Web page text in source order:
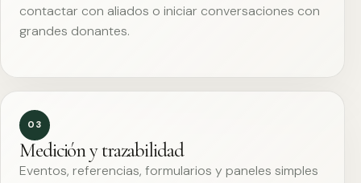
contactar con aliados o iniciar conversaciones con
grandes donantes.
03
Medición y trazabilidad
Eventos, referencias, formularios y paneles simples